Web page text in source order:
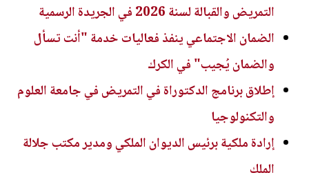
التمريض والقبالة لسنة 2026 في الجريدة الرسمية
الضمان الاجتماعي ينفذ فعاليات خدمة "أنت تسأل
والضمان يُجيب" في الكرك
إطلاق برنامج الدكتوراة في التمريض في جامعة العلوم
والتكنولوجيا
إرادة ملكية برئيس الديوان الملكي ومدير مكتب جلالة
الملك